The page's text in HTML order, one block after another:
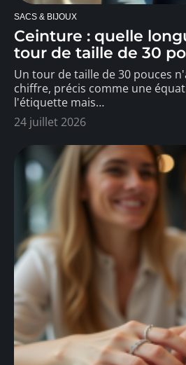
SACS & BIJOUX
Ceinture : quelle
tour de taille de 30
Un tour de taille de 30 pouces
chiffre, précis comme une
l'étiquette mais…
24 juillet 2026